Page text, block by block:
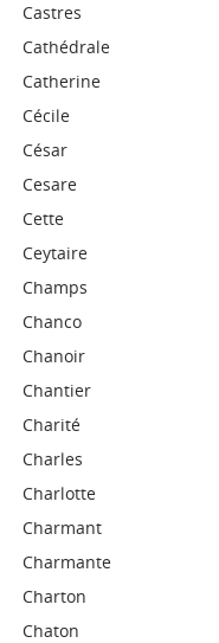
Castres
Cathédrale
Catherine
Cécile
César
Cesare
Cette
Ceytaire
Champs
Chanco
Chanoir
Chantier
Charité
Charles
Charlotte
Charmant
Charmante
Charton
Chaton